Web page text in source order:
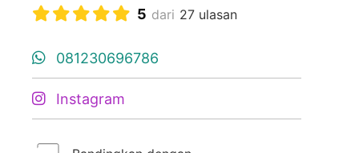
5 dari 27 ulasan
081230696786
Instagram